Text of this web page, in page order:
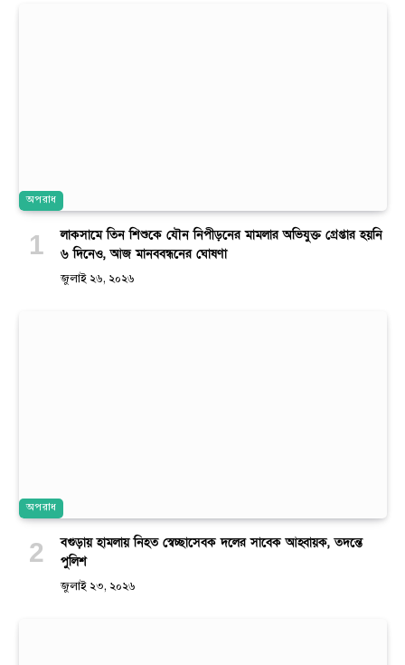
অপরাধ
লাকসামে তিন শিশুকে যৌন নিপীড়নের মামলার অভিযুক্ত গ্রেপ্তার হয়নি
৬ দিনেও, আজ মানববন্ধনের ঘোষণা
জুলাই ২৬, ২০২৬
অপরাধ
বগুড়ায় হামলায় নিহত স্বেচ্ছাসেবক দলের সাবেক আহ্বায়ক, তদন্তে
পুলিশ
জুলাই ২৩, ২০২৬